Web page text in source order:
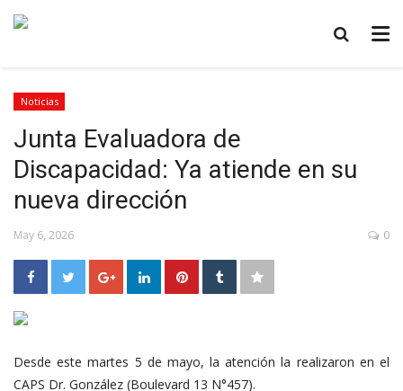
Noticias
Junta Evaluadora de
Discapacidad: Ya atiende en su
nueva dirección
May 6, 2026 0
Desde este martes 5 de mayo, la atención la realizaron en el
CAPS Dr. González (Boulevard 13 N°457).